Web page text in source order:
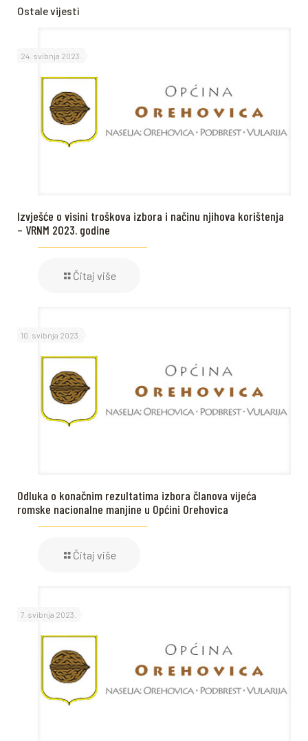
Ostale vijesti
24. svibnja 2023.
Izvješće o visini troškova izbora i načinu njihova korištenja
– VRNM 2023. godine
Čitaj više
10. svibnja 2023.
Odluka o konačnim rezultatima izbora članova vijeća
romske nacionalne manjine u Općini Orehovica
Čitaj više
7. svibnja 2023.